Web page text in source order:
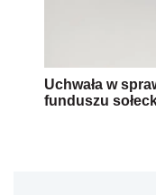
Uchwała w
funduszu